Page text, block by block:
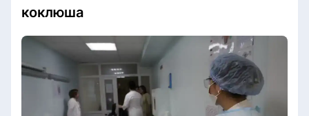
Спорт
Видео
Мир
Послание
Служба Комплаенс
Этический кодекс
Служу стране
коклюша